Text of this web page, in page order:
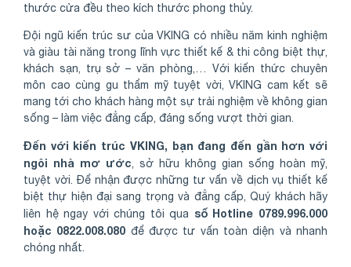
thước cửa đều theo kích thước phong thủy.
Đội ngũ kiến trúc sư của VKING có nhiều năm kinh nghiệm
và giàu tài năng trong lĩnh vực thiết kế & thi công biệt thự,
khách sạn, trụ sở – văn phòng,… Với kiến thức chuyên
môn cao cùng gu thẩm mỹ tuyệt vời, VKING cam kết sẽ
mang tới cho khách hàng một sự trải nghiệm về không gian
sống – làm việc đẳng cấp, đáng sống vượt thời gian.
Đến với kiến trúc VKING, bạn đang đến gần hơn với
ngôi nhà mơ ước, sở hữu không gian sống hoàn mỹ,
tuyệt vời. Để nhận được những tư vấn về dịch vụ thiết kế
biệt thự hiện đại sang trọng và đẳng cấp, Quý khách hãy
liên hệ ngay với chúng tôi qua số Hotline 0789.996.000
hoặc 0822.008.080 để được tư vấn toàn diện và nhanh
chóng nhất.